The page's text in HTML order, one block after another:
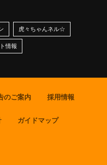
虎々ちゃんネル☆
情報
のご案内 採用情報
ガイドマップ